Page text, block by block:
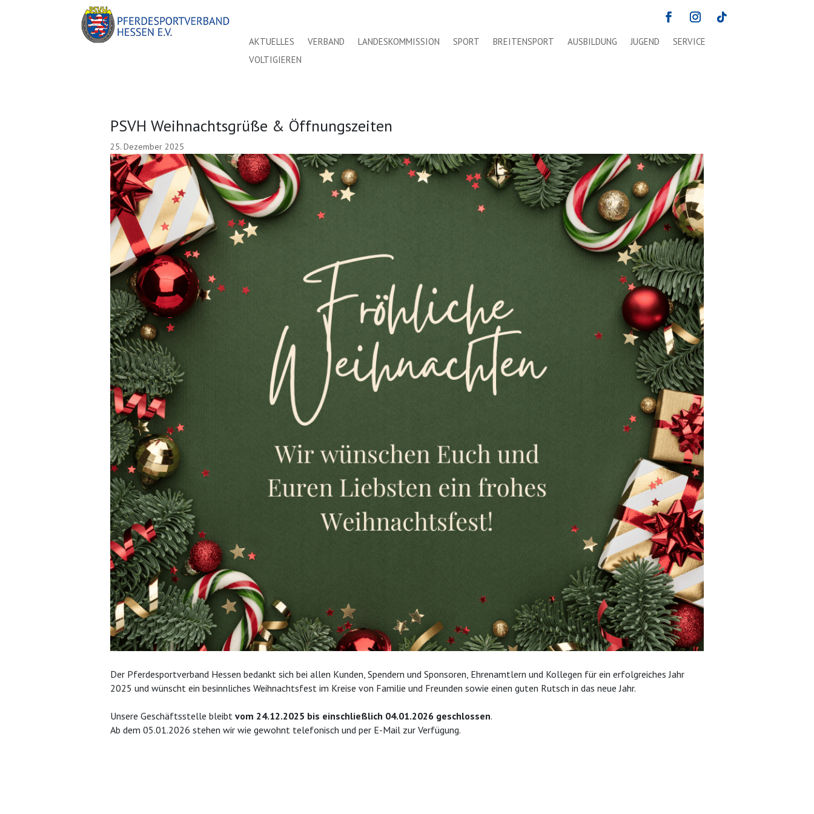
AKTUELLES VERBAND LANDESKOMMISSION SPORT BREITENSPORT AUSBILDUNG JUGEND
SERVICE
VOLTIGIEREN
PSVH Weihnachtsgrüße & Öffnungszeiten
25. Dezember 2025
Der Pferdesportverband Hessen bedankt sich bei allen Kunden, Spendern und Sponsoren, Ehrenamtlern und Kollegen für ein erfolgreiches Jahr
2025 und wünscht ein besinnliches Weihnachtsfest im Kreise von Familie und Freunden sowie einen guten Rutsch in das neue Jahr.
Unsere Geschäftsstelle bleibt vom 24.12.2025 bis einschließlich 04.01.2026 geschlossen.
Ab dem 05.01.2026 stehen wir wie gewohnt telefonisch und per E-Mail zur Verfügung.